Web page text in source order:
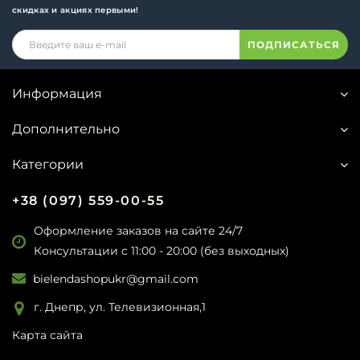
скидках и акциях первыми!
ПОДПИСАТЬСЯ
Информация
Дополнительно
Категории
+38 (097) 559-00-55
Оформление заказов на сайте 24/7
Консультации с 11:00 - 20:00 (без выходных)
bielendashopukr@gmail.com
г. Днепр, ул. Телевизионная,1
Карта сайта